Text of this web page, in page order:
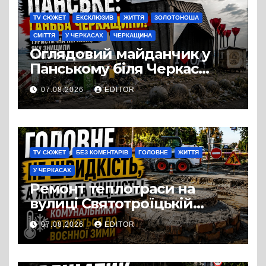
TV СЮЖЕТ ЕКСКЛЮЗИВ ЖИТТЯ ЗОЛОТОНОША
СМІТТЯ У ЧЕРКАСАХ ЧЕРКАЩИНА
Оглядовий майданчик у
Панському біля Черкас
перетворився на занедбане
сміттєзвалище
07.08.2026 EDITOR
TV СЮЖЕТ БЕЗ КОМЕНТАРІВ ГОЛОВНЕ ЖИТТЯ
У ЧЕРКАСАХ
Ремонт теплотраси на
вулиці Святотроїцькій
затягнувся порівняно із
запланованими термінами.
Вулицю досі не відкрили
07.08.2026 EDITOR